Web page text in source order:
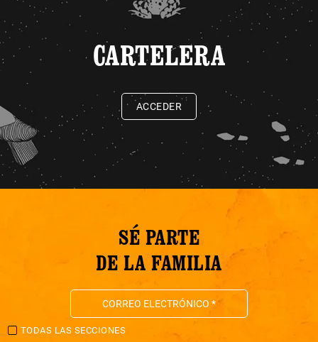
CARTELERA
ACCEDER
SÉ PARTE
DE LA FAMILIA
TODAS LAS SECCIONES